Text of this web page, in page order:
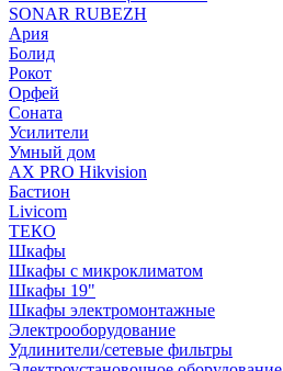
SONAR RUBEZH
Ария
Болид
Рокот
Орфей
Соната
Усилители
Умный дом
AX PRO Hikvision
Бастион
Livicom
ТЕКО
Шкафы
Шкафы с микроклиматом
Шкафы 19"
Шкафы электромонтажные
Электрооборудование
Удлинители/сетевые фильтры